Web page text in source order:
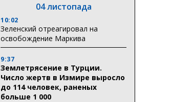
04 листопада
10:02
Зеленский отреагировал на
освобождение Маркива
9:37
Землетрясение в Турции.
Число жертв в Измире выросло
до 114 человек, раненых
больше 1 000